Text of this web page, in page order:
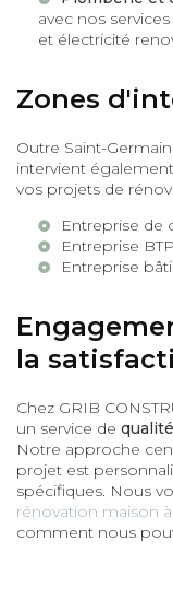
avec nos
et électricité
Zones
Outre Saint-
intervient
vos projets de
Entreprise de
Entreprise
Entreprise
la
Chez GRIB
un service de
Notre approche
projet est
spécifiques. Nous
rénovation maison
comment nous